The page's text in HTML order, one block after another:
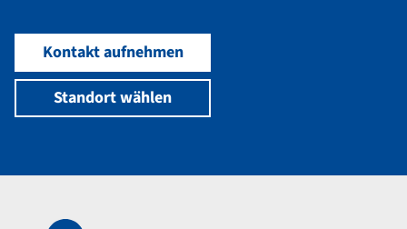
Kontakt aufnehmen
Standort wählen